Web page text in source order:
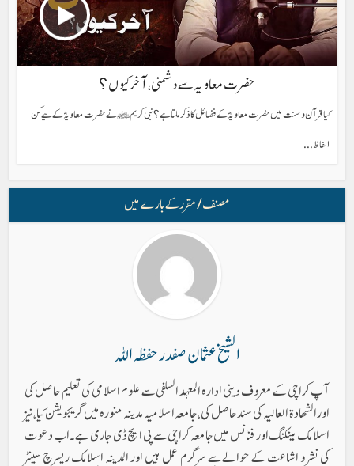
حضرت معاویہ سے دشمنی، آخر کیوں؟
کیا قرآن و سنت میں حضرت معاویہؓ کے فضائل کا ذکر ملتا ہے؟ نبی کریم ﷺ نے حضرت معاویہؓ کے لیے کن
الفاظ...
مصنف/ مقرر کے بارے میں
الشیخ عثمان صفدر حفظہ اللہ
آپ کراچی کے معروف دینی ادارہ المعہد السلفی سے علوم اسلامی کی تعلیم حاصل کی
اورالشھادۃ العالیہ کی سند حاصل کی، جامعہ اسلامیہ مدینہ منورہ میں گریجویشن کیا، نیز
اسلامک بینکنگ اور فنانس میں جامعہ کراچی سے پی ایچ ڈی جاری ہے۔ اب دعوت
کی نشر و اشاعت کے حوالےسے سرگرم عمل ہیں اور المدینہ اسلامک ریسرچ سینٹر